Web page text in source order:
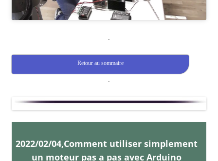
.
Retour au sommaire
.
2022/02/04,Comment utiliser simplement
un moteur pas a pas avec Arduino